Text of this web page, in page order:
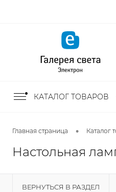
КАТАЛОГ ТОВАРОВ
Главная страница • Каталог
Настольная
ВЕРНУТЬСЯ В РАЗДЕЛ